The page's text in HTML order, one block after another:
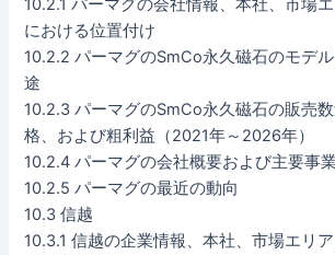
10.2.1 パーマグの会社情報、本社、市場
における位置付け
10.2.2 パーマグのSmCo永久磁石のモデ
途
10.2.3 パーマグのSmCo永久磁石の販売
格、および粗利益（2021年～2026年）
10.2.4 パーマグの会社概要および主要事業
10.2.5 パーマグの最近の動向
10.3 信越
10.3.1 信越の企業情報、本社、市場エリ